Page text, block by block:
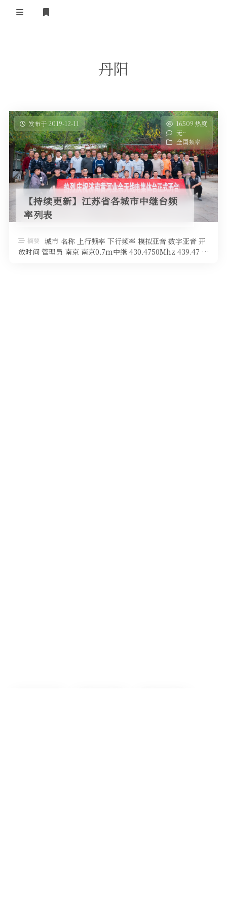
关于黄河
黄河使命
黄河新闻
政策法规
活动竞赛
行业新闻
无线电资料
BA4II
图文教程
视频资料
HAM技巧
软件
器材专区
车载类别
摩托车
编号申请
黄河直播
编号查询
丹阳
发布于 2019-12-11
16509 热度
无~
全国频率
【持续更新】江苏省各城市中继台频
率列表
摘要 城市 名称 上行频率 下行频率 模拟亚音 数字亚音 开
放时间 管理员 南京 南京0.7m中继 430.4750Mhz 439.47 …